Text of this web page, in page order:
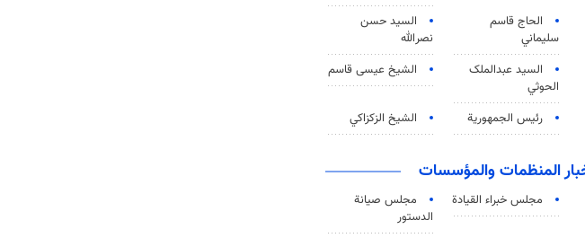
الحاج قاسم
سليماني
السيد حسن
نصرالله
السید عبدالملک
الحوثي
الشيخ عيسى قاسم
رئيس الجمهورية الشيخ الزكزاكي
المنظمات والمؤسسات
مجلس خبراء القيادة
مجلس صيانة
الدستور